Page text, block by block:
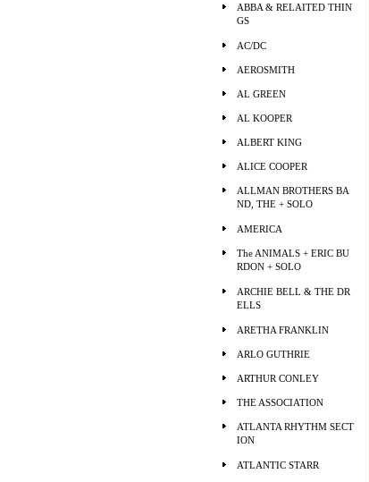
ABBA & RELAITED THIN
GS
AC/DC
AEROSMITH
AL GREEN
AL KOOPER
ALBERT KING
ALICE COOPER
ALLMAN BROTHERS BA
ND, THE + SOLO
AMERICA
The ANIMALS + ERIC BU
RDON + SOLO
ARCHIE BELL & THE DR
ELLS
ARETHA FRANKLIN
ARLO GUTHRIE
ARTHUR CONLEY
THE ASSOCIATION
ATLANTA RHYTHM SECT
ION
ATLANTIC STARR